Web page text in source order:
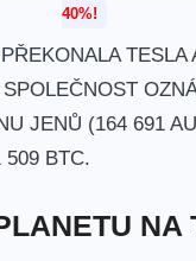
40%!
JENŮ (164 691
509 BTC.
NA